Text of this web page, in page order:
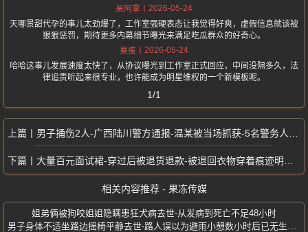
呆阿拿
2026-05-24
天哪景甜代孕的事儿太劲爆了，工作室强硬表态让我觉得好爽，虚假信息就该被
狠狠惩罚，期待更多内幕细节曝光来满足吃瓜群众的好奇心。
臭蛋
2026-05-24
哈哈这事儿发展速度太快了，从协议曝光到工作室正式回应，中间没隔多久，法
律追责听起来很专业，也许能成为明星维权的一个新模板呢。
1/1
男子捅伤2人-广西陆川警方通报-温某被当场抓获-5名警务人员制止中受伤
大量百元面试裙-穿过后被退货退款-被退回衣物穿着痕迹明显-商家损失惨重
相关内容推荐 - 果冻传媒
姐弟俩被狗咬姐姐隐瞒患狂犬病去世-从发病到死亡不足48小时